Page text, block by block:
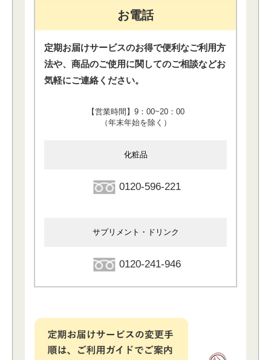
お電話
定期お届けサービスのお得で便利なご利⽤⽅
法や、 商品のご使⽤に関してのご相談などお
気軽にご連絡ください。
【営業時間】9：00~20：00
（年末年始を除く）
化粧品
0120-596-221
サプリメント・ドリンク
0120-241-946